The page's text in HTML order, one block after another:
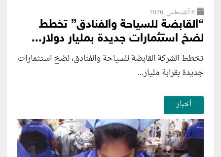
6 أغسطس ,2026
“القابضة للسياحة والفنادق” تخطط
لضخ استثمارات جديدة بمليار دولار...
تخطط الشركة القابضة للسياحة والفنادق، لضخ استثمارات
جديدة بقرابة مليار...
أخبار